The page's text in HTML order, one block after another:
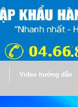
Video hướng dẫn